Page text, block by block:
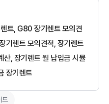
트, G80 장기렌트 모의견
기렌트 모의견적, 장기렌트
산, 장기렌트 월 납입금 시뮬
장기렌트
드